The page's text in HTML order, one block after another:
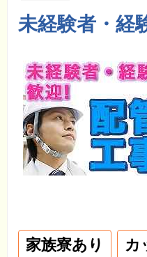
未経験者・経
家族寮あり カ